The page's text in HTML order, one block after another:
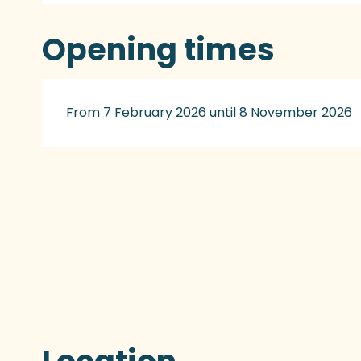
Opening times
From 7 February 2026 until 8 November 2026